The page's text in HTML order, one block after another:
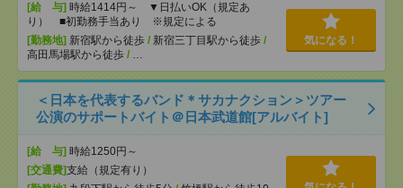
[給 与] 時給1414円～ ▼日払いOK（規定あ
り） ■初勤務手当あり ※規定による
[勤務地] 新宿駅から徒歩 / 新宿三丁目駅から徒歩 /
高田馬場駅から徒歩 / …
気になる！
＜日本を代表するバンド＊サカナクション＞ツアー
公演のサポートバイト＠日本武道館[アルバイト]
[給 与] 時給1250円～
[交通費]支給（規定有り）